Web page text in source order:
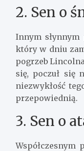
2. Sen o
Innym
który w dniu
pogrzeb
się, poczuł się
niezwykłość
przepowiednią.
3. Sen o